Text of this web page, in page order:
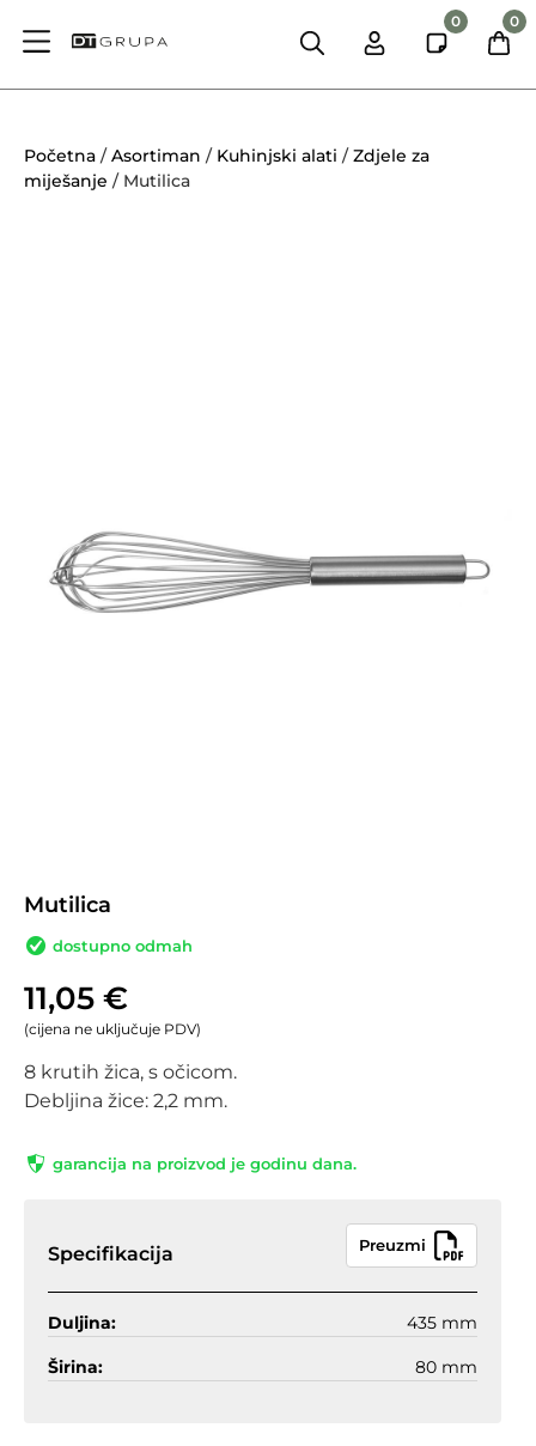
0 0
Početna /Asortiman / Kuhinjski alati /Zdjele za
miješanje / Mutilica
Mutilica
dostupno odmah
11,05 €
(cijena ne uključuje PDV)
8 krutih žica, s očicom.
Debljina žice: 2,2 mm.
garancija na proizvod je godinu dana.
Specifikacija Preuzmi
Duljina: 435 mm
Širina: 80 mm